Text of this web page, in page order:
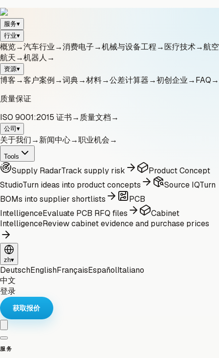
服务▾
行业▾
概览→汽车行业→消费电子→机械与设备工程→医疗技术→航空
航天→机器人 →
资源▾
博客→客户案例→词典→材料→公差计算器→初创企业→FAQ→
质量保证
ISO 9001:2015 证书→ 质量文档→
公司 ▾
关于我们→新闻中心→职业机会→
Tools
Supply RadarTrack supply risk
Product Concept
StudioTurn ideas into product concepts Source IQTurn
BOMs into supplier shortlists
PCB
IntelligenceEvaluate PCB RFQ files
Cabinet
IntelligenceReview cabinet evidence and purchase prices
zh▾
DeutschEnglishFrançaisEspañolItaliano
中文
登录
获取报价
服务